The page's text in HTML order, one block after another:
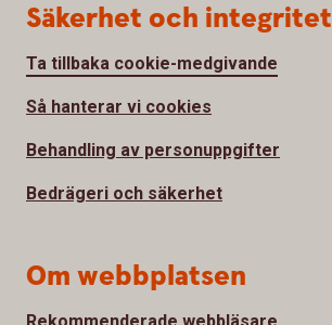
Säkerhet och integritet
Ta tillbaka cookie-medgivande
Så hanterar vi cookies
Behandling av personuppgifter
Bedrägeri och säkerhet
Om webbplatsen
Rekommenderade webbläsare